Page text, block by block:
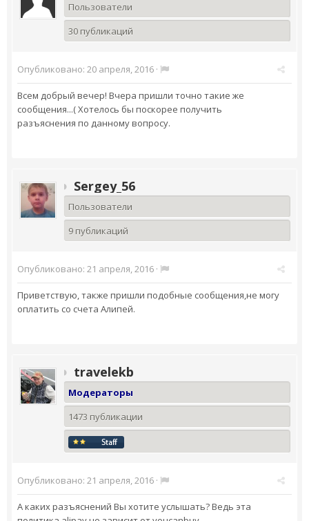
Пользователи
30 публикаций
Опубликовано: 20 апреля, 2016 ·
Всем добрый вечер! Вчера пришли точно такие же
сообщения...( Хотелось бы поскорее получить
разъяснения по данному вопросу.
Sergey_56
Пользователи
9 публикаций
Опубликовано: 21 апреля, 2016 ·
Приветствую, также пришли подобные сообщения,не могу
оплатить со счета Алипей.
travelekb
Модераторы
1473 публикации
Опубликовано: 21 апреля, 2016 ·
А каких разъяснений Вы хотите услышать? Ведь эта